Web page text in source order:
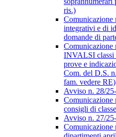
ris.)
Comunicazione
integrativi e di
domande di
Comunicazione
INVALSI classi
prove e
Com. del D.S.
fam. vedere RE)
Avviso n. 28/
Comunicazione
consigli di
Avviso n. 27/
Comunicazione